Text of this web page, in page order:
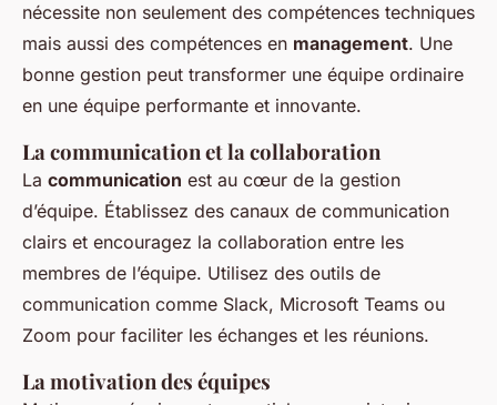
nécessite non seulement des compétences techniques
mais aussi des compétences en management. Une
bonne gestion peut transformer une équipe ordinaire
en une équipe performante et innovante.
La communication et la collaboration
La communication est au cœur de la gestion
d’équipe. Établissez des canaux de communication
clairs et encouragez la collaboration entre les
membres de l’équipe. Utilisez des outils de
communication comme Slack, Microsoft Teams ou
Zoom pour faciliter les échanges et les réunions.
La motivation des équipes